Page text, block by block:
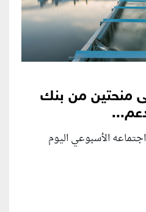
منحتين من بنك
الأسبوعي اليوم